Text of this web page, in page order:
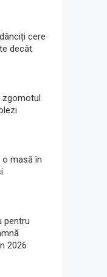
cere
decât
zgomotul
masă în
pentru
2026